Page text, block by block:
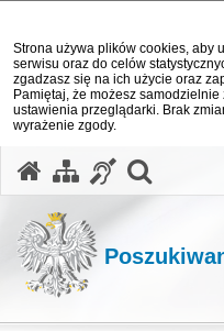
Strona używa plików cookies, aby
serwisu oraz do celów
zgadzasz się na ich użycie oraz
Pamiętaj, że możesz
ustawienia przeglądarki. Brak
wyrażenie zgody.